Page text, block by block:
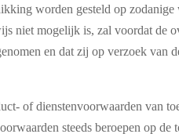
worden gesteld op
niet mogelijk is, zal voordat de
en dat zij op verzoek van
of dienstenvoorwaarden van
steeds beroepen op